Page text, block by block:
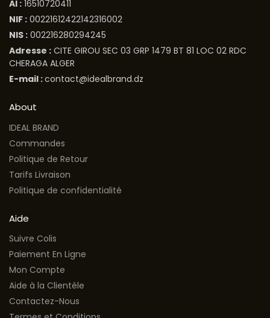
AI : 16510720411
NIF : 00221612422142316002
NIS : 002216280294245
Adresse : CITE GIROU SEC 03 GRP 1479 BT 81 LOC 02 RDC
CHERAGA ALGER
E-mail :contact@idealbrand.dz
About
IDEAL BRAND
Commandes
Politique de Retour
Tarifs Livraison
Politique de confidentialité
Aide
Suivre Colis
Paiement En Ligne
Mon Compte
Aide à la Clientèle
Contactez-Nous